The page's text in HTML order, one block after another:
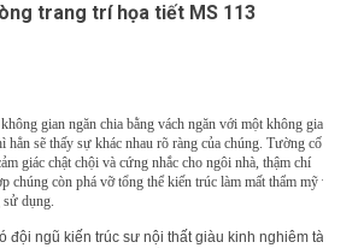
trang trí họa tiết MS 113
gian ngăn chia bằng vách ngăn với một không gian
hẳn sẽ thấy sự khác nhau rõ ràng của chúng. Tường cố
giác chật chội và cứng nhắc cho ngôi nhà, thậm chí
chúng còn phá vỡ tổng thể kiến trúc làm mất thẩm mỹ và
dụng.
đội ngũ kiến trúc sư nội thất giàu kinh nghiêm tài